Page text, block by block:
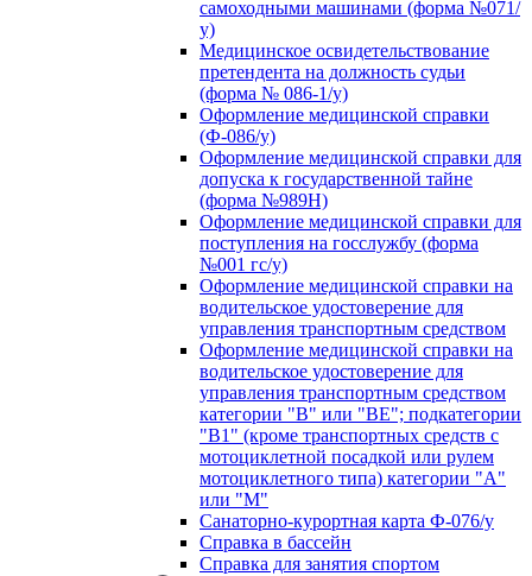
самоходными машинами (форма №071/
у)
Медицинское освидетельствование
претендента на должность судьи
(форма № 086-1/у)
Оформление медицинской справки
(Ф-086/у)
Оформление медицинской справки для
допуска к государственной тайне
(форма №989Н)
Оформление медицинской справки для
поступления на госслужбу (форма
№001 гс/у)
Оформление медицинской справки на
водительское удостоверение для
управления транспортным средством
Оформление медицинской справки на
водительское удостоверение для
управления транспортным средством
категории "В" или "BE"; подкатегории
"В1" (кроме транспортных средств с
мотоциклетной посадкой или рулем
мотоциклетного типа) категории "А"
или "М"
Санаторно-курортная карта Ф-076/у
Справка в бассейн
Справка для занятия спортом